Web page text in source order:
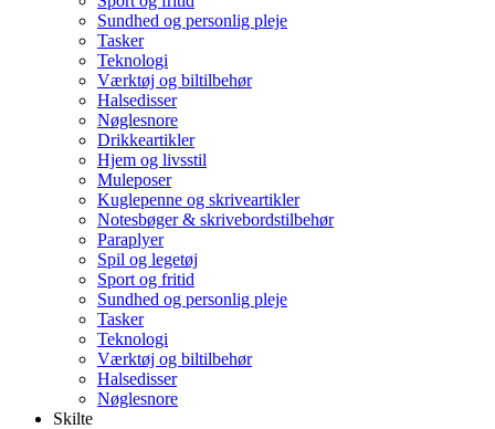
Sundhed og personlig pleje
Tasker
Teknologi
Værktøj og biltilbehør
Halsedisser
Nøglesnore
Drikkeartikler
Hjem og livsstil
Muleposer
Kuglepenne og skriveartikler
Notesbøger & skrivebordstilbehør
Paraplyer
Spil og legetøj
Sport og fritid
Sundhed og personlig pleje
Tasker
Teknologi
Værktøj og biltilbehør
Halsedisser
Nøglesnore
Skilte